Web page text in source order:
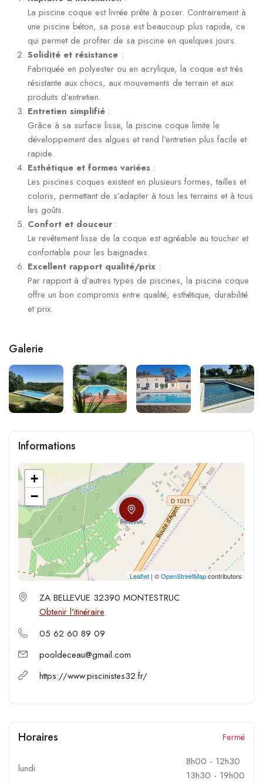
La piscine coque est livrée prête à poser. Contrairement à
une piscine béton, sa pose est beaucoup plus rapide, ce
qui permet de profiter de sa piscine en quelques jours.
Solidité et résistance :
Fabriquée en polyester ou en acrylique, la coque est très
résistante aux chocs, aux mouvements de terrain et aux
produits d’entretien.
Entretien simplifié :
Grâce à sa surface lisse, la piscine coque limite le
développement des algues et rend l’entretien plus facile et
rapide.
Esthétique et formes variées :
Les piscines coques existent en plusieurs formes, tailles et
coloris, permettant de s’adapter à tous les terrains et à tous
les goûts.
Confort et douceur :
Le revêtement lisse de la coque est agréable au toucher et
confortable pour les baignades.
Excellent rapport qualité/prix :
Par rapport à d’autres types de piscines, la piscine coque
offre un bon compromis entre qualité, esthétique, durabilité
et prix.
Galerie
Informations
+
−
Leaflet | ©OpenStreetMapcontributors
ZA BELLEVUE 32390 MONTESTRUC
Obtenir l'itinéraire
05 62 60 89 09
pooldeceau@gmail.com
https://www.piscinistes32.fr/
Horaires Fermé
lundi
8h00 - 12h30
13h30 - 19h00